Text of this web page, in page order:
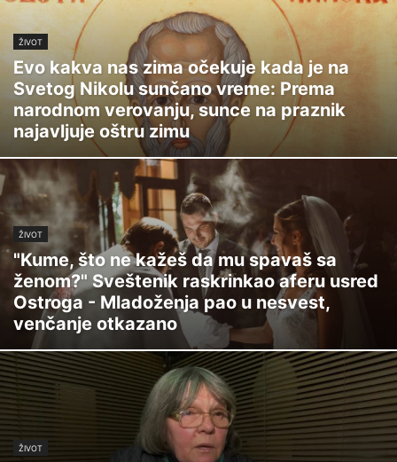
ŽIVOT
Evo kakva nas zima očekuje kada je na
Svetog Nikolu sunčano vreme: Prema
narodnom verovanju, sunce na praznik
najavljuje oštru zimu
ŽIVOT
"Kume, što ne kažeš da mu spavaš sa
ženom?" Sveštenik raskrinkao aferu usred
Ostroga - Mladoženja pao u nesvest,
venčanje otkazano
ŽIVOT